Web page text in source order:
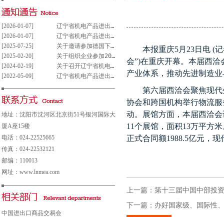
[2026-01-07]
辽宁省机电产品进出口企业联合会党支部参与重大事项决策管理制度(试行)
[2026-01-07]
辽宁省机电产品进出口企业联合会党组织参与决策重大事项清单(试行)
[2025-07-25]
关于邀请参加德国下萨克森州走进中德园活动暨德国汉诺威工业博览会说明会的通知
[2025-02-20]
关于组织企业参加2025年意大利博洛尼亚国际汽车保养、轮胎及维修展览会的通知
[2024-02-19]
关于召开辽宁省机电产品进出口企业 联合会第五届会员大会的通知
[2022-05-09]
辽宁省机电产品进出口企业联合会会费及其他收费公示表
地址：沈阳市沈河区北京街51号银河国际大
厦A座15楼
电话：024-22525665
传真：024-22532121
邮编：110013
网址：www.lnmea.com
中国进出口商品交易会
本报重庆5月 23日电(
会”)在重庆开幕。本届西洽
产业体系，推动先进制造
第六届西洽会聚焦现
协会和跨国机构举行物流
动。展馆方面，本届西洽
11个展馆，面积13万平方
正式合同额1988.5亿元，现
上一篇： 第十三届中国中部投
下一篇： 办好国家级、国际性